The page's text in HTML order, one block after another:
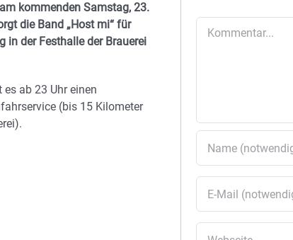
kommenden Samstag, 23.
die Band „Host mi“ für
in der Festhalle der Brauerei
ab 23 Uhr einen
(bis 15 Kilometer